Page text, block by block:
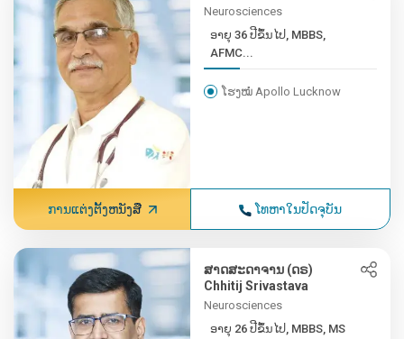
Neurosciences
ອາຍຸ 36 ປີຂຶ້ນໄປ, MBBS,
AFMC...
ໂຮງໝໍ Apollo Lucknow
ການແຕ່ງຕັ້ງຫນັງສື ໂທຫາໃນປັດຈຸບັນ
ສາດສະດາຈານ (ດຣ)
Chhitij Srivastava
Neurosciences
ອາຍຸ 26 ປີຂຶ້ນໄປ, MBBS, MS